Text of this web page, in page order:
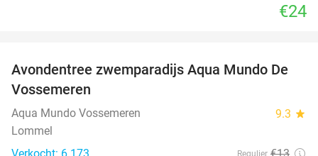
€24
15%
Avondentree zwemparadijs Aqua Mundo De
Vossemeren
Aqua Mundo Vossemeren 9.3 star
Lommel
Regulier